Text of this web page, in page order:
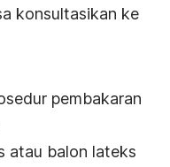
konsultasikan ke
pembakaran
atau balon lateks